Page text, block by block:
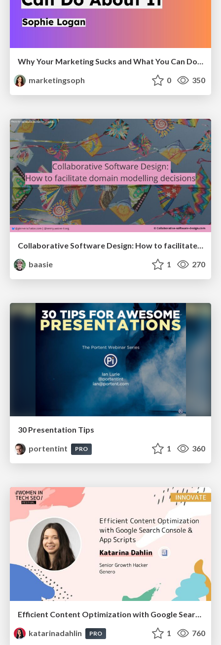
marketingsoph
0 350
Collaborative Software Design: How to facilitate domain modelling decisions
baasie
1 270
30 Presentation Tips
portentint
PRO 1 360
Efficient Content Optimization with Google Search Console & Apps Script
katarinadahlin
PRO 1 760